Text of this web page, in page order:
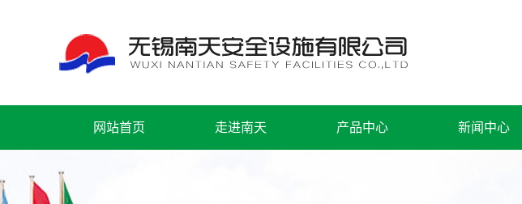
网站首页 走进南天 产品中心 新闻中心